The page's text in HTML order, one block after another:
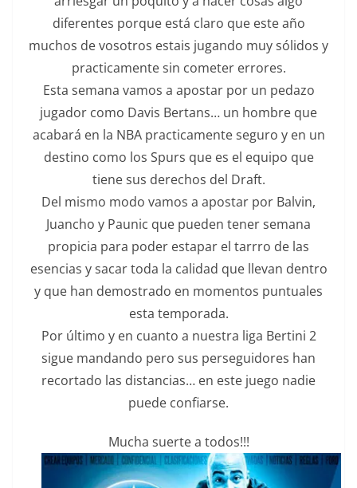
diferentes porque está claro que este año
muchos de vosotros estais jugando muy sólidos y
practicamente sin cometer errores.
Esta semana vamos a apostar por un pedazo
jugador como Davis Bertans… un hombre que
acabará en la NBA practicamente seguro y en un
destino como los Spurs que es el equipo que
tiene sus derechos del Draft.
Del mismo modo vamos a apostar por Balvin,
Juancho y Paunic que pueden tener semana
propicia para poder estapar el tarrro de las
esencias y sacar toda la calidad que llevan dentro
y que han demostrado en momentos puntuales
esta temporada.
Por último y en cuanto a nuestra liga Bertini 2
sigue mandando pero sus perseguidores han
recortado las distancias… en este juego nadie
puede confiarse.
Mucha suerte a todos!!!